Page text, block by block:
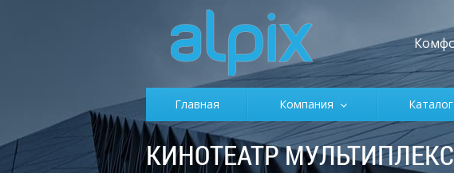
Главная Компания Каталог
КИНОТЕАТР